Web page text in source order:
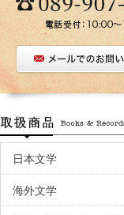
日本文学
海外文学